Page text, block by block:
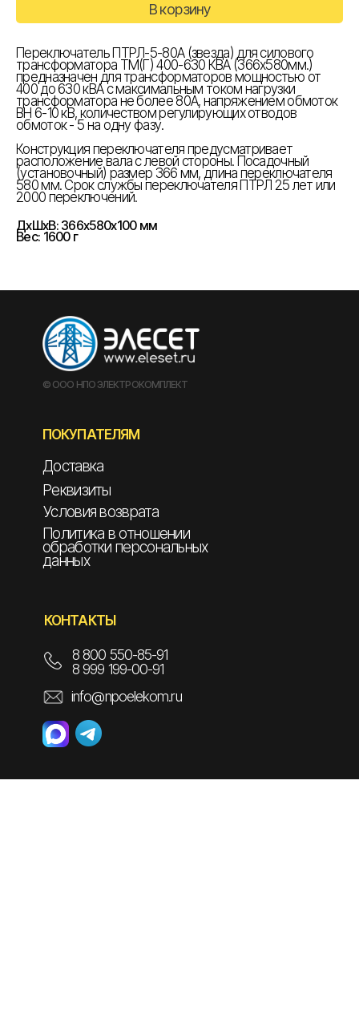
В корзину
Переключатель ПТРЛ-5-80А (звезда) для силового
трансформатора ТМ(Г) 400-630 КВА (366х580мм.)
предназначен для трансформаторов мощностью от
400 до 630 кВА с максимальным током нагрузки
трансформатора не более 80А, напряжением обмоток
ВН 6-10 кВ, количеством регулирующих отводов
обмоток - 5 на одну фазу.
Конструкция переключателя предусматривает
расположение вала с левой стороны. Посадочный
(установочный) размер 366 мм, длина переключателя
580 мм. Срок службы переключателя ПТРЛ 25 лет или
2000 переключений.
ДxШxВ: 366x580x100 мм
Вес: 1600 г
© ООО НПО ЭЛЕКТРОКОМПЛЕКТ
ПОКУПАТЕЛЯМ
Доставка
Реквизиты
Условия возврата
Политика в отношении
обработки персональных
данных
КОНТАКТЫ
info@npoelekom.ru
8 800 550-85-91
8 999 199-00-91